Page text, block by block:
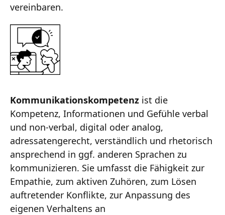
vereinbaren.
Kommunikationskompetenz ist die
Kompetenz, Informationen und Gefühle verbal
und non-verbal, digital oder analog,
adressatengerecht, verständlich und rhetorisch
ansprechend in ggf. anderen Sprachen zu
kommunizieren. Sie umfasst die Fähigkeit zur
Empathie, zum aktiven Zuhören, zum Lösen
auftretender Konflikte, zur Anpassung des
eigenen Verhaltens an